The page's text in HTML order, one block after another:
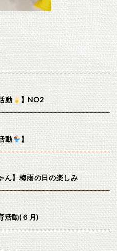
動 】NO2
動 】
ん】梅雨の日の楽しみ
活動(６月)